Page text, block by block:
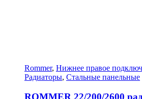
Rommer, Нижнее правое
Радиаторы, Стальные панельные
ROMMER 22/200/2600